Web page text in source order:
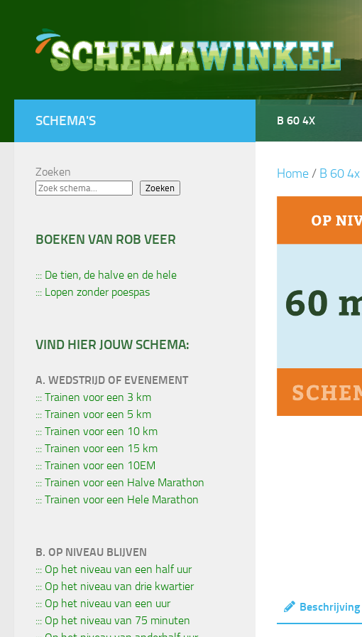
B 60 4X
Home/ B 60 4x
Beschrijving
SCHEMA'S
Zoeken
Zoeken
BOEKEN VAN ROB VEER
::: De tien, de halve en de hele
::: Lopen zonder poespas
VIND HIER JOUW SCHEMA:
A. WEDSTRIJD OF EVENEMENT
::: Trainen voor een 3 km
::: Trainen voor een 5 km
::: Trainen voor een 10 km
::: Trainen voor een 15 km
::: Trainen voor een 10EM
::: Trainen voor een Halve Marathon
::: Trainen voor een Hele Marathon
B. OP NIVEAU BLIJVEN
::: Op het niveau van een half uur
::: Op het niveau van drie kwartier
::: Op het niveau van een uur
::: Op het niveau van 75 minuten